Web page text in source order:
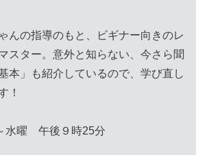
んの指導のもと、ビギナー向きのレ
スター。意外と知らない、今さら聞
本」も紹介しているので、学び直し
！
水曜 午後９時25分